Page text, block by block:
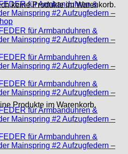
keine Produkte im Warenkorb.
Produkte im Warenkorb.